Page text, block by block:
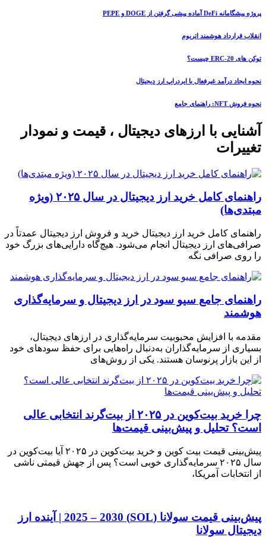
پروژه پیشگامانه DeFi آماده پیشی گرفتن از DOGE و PEPE
انقلاب قرارداد هوشمند اتریوم
توکن های ERC-20 چیست؟
نحوه ایجاد درآمد غیرفعال با ایردراپ ارز دیجیتال
نحوه فروش NFT: راهنمای جامع
آشنایی با ارزهای دیجیتال ، قیمت و نمودار
تغییرات
راهنمای کامل خرید ارز دیجیتال در سال ۲۰۲۵ (ویژه
مبتدی‌ها)
راهنمای کامل خرید ارز دیجیتال خرید و فروش ارز دیجیتال عمدتاً در
صرافی‌های ارز دیجیتال انجام می‌شود. هیچ‌گاه دارایی‌های بزرگ خود
را روی صرافی نگه
راهنمای جامع سیو سود در ارز دیجیتال و سرمایه‌گذاری
هوشمند
مقدمه با افزایش محبوبیت سرمایه‌گذاری در ارزهای دیجیتال،
بسیاری از سرمایه‌گذاران به‌دنبال راه‌هایی برای حفظ سودهای خود
از این بازار پرنوسان هستند. یکی از روش‌های
چرا خرید بیت‌کوین در ۲۰۲۵ از بیت‌گرند انتخابی عالی
است؟ تحلیل و پیش‌بینی قیمت‌ها
پیش‌بینی قیمت‌ بیت کوین و خرید بیت‌کوین در ۲۰۲۵ آیا بیت‌کوین در
سال ۲۰۲۵ سرمایه‌گذاری خوبی است؟ پس از جهش قیمتی ناشی
از انتخابات آمریکا،
پیش‌بینی قیمت سولانا (SOL) 2025 – 2030 | آینده ارز
دیجیتال سولانا